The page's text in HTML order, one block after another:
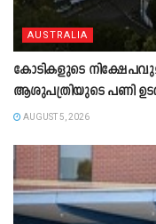
AUSTRALIA
കോടികളുടെ
ആശുപത്രിയുടെ പണി
AUGUST 5, 2026